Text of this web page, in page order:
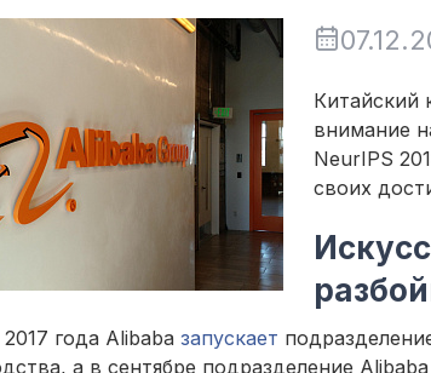
Китайский
внимание
NeurIPS
своих
года Alibaba запускает
а в сентябре подразделение